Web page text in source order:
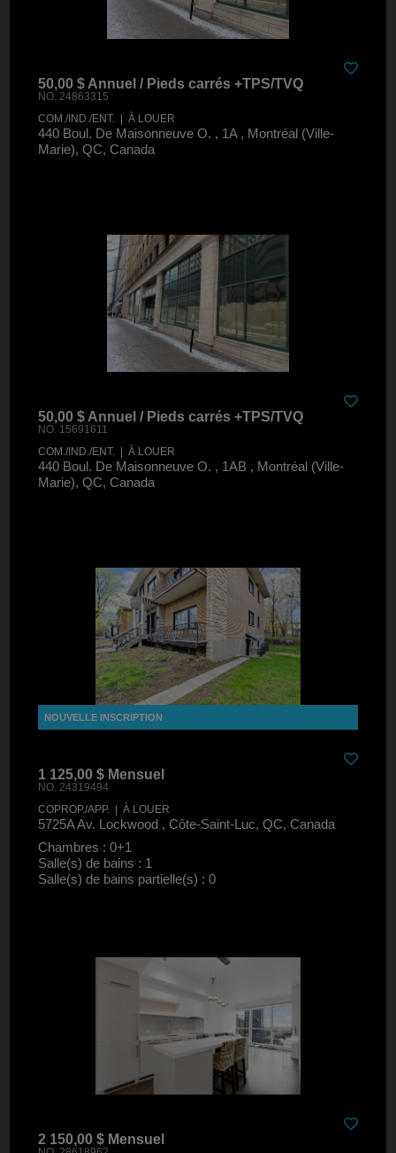
50,00 $ Annuel / Pieds carrés +TPS/TVQ
NO. 24863315
COM./IND./ENT. | À LOUER
440 Boul. De Maisonneuve O. , 1A , Montréal (Ville-
Marie), QC, Canada
50,00 $ Annuel / Pieds carrés +TPS/TVQ
NO. 15691611
COM./IND./ENT. | À LOUER
440 Boul. De Maisonneuve O. , 1AB , Montréal (Ville-
Marie), QC, Canada
1 125,00 $ Mensuel
NO. 24319494
COPROP./APP. | À LOUER
5725A Av. Lockwood , Côte-Saint-Luc, QC, Canada
Chambres : 0+1
Salle(s) de bains : 1
Salle(s) de bains partielle(s) : 0
2 150,00 $ Mensuel